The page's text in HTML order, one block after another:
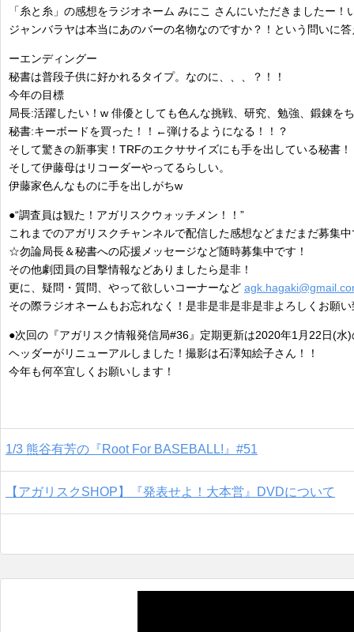
「糸と糸」の感想をラジオネーム みにこ さんにいただきましたー
ジャンバラヤは本当にあのバーの名物なのですか？！という問いに
ーエンディングー
秘書は普段子供に好かれるタイプ。なのに、、、？！！
今年の目標
局長:活躍したい！w 俳優としても色んな挑戦、研究、勉強、鍛錬を
秘書:キーボードを買った！！←弾けるようになる！！？
そして驚きの新事実！TRFのエクササイズにも手を出している秘書！
そして伊藤母はリコーダーやってるらしい。
伊藤家色んなものに手を出しがちw
●“調査員は観た！アガリスクウォッチメン！！”
これまでのアガリスクチャンネルで配信した感想などまだまだ募集
☆勿論局長＆秘書への応援メッセージなど随時募集中です！
その他劇団員の目撃情報などありましたら是非！
更に、疑問・質問、やって欲しいコーナーなど
その際ラジオネームもお忘れなく！是非是非是非是非よろしくお願
●次回の『アガリスク情報発信局#36』定期更新は2020年1月22日(水
ヘッダーがリニューアルしました！撮影は石澤知絵子さん！！
今年も何卒宜しくお願いします！
1/3 熊谷有芳の『Root For BASEBALL!』#51
【アガリスクSHOP】『発表せよ！大本営』DVDについて